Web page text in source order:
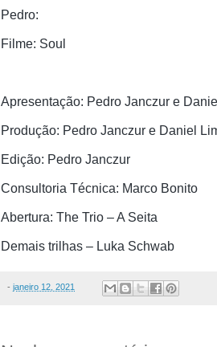
Pedro:
Filme: Soul
Apresentação: Pedro Janczur e
Produção: Pedro Janczur e Daniel
Edição: Pedro Janczur
Consultoria Técnica: Marco Bonito
Abertura: The Trio – A Seita
Demais trilhas – Luka Schwab
- janeiro 12, 2021